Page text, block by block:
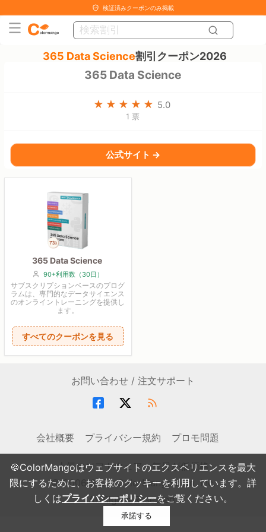
🍪ColorMangoはウェブサイトのエクスペリエンスを最大
限にするために、お客様のクッキーを利用しています。詳
しくはプライバシーポリシーをご覧ください。
承諾する
検証済みクーポンのみ掲載
365 Data Science割引クーポン2026
365 Data Science
5.0
1 票
公式サイト →
365 Data Science
90+利用数（30日）
サブスクリプションベースのプログ
ラムは、専門的なデータサイエンス
のオンライントレーニングを提供し
ます。
すべてのクーポンを見る
お問い合わせ / 注文サポート
会社概要 プライバシー規約 プロモ問題
人気のソフトウェア・毎日が低価格
© 2006-2026 ColorMango.com, Inc.
All Rights Reserved.